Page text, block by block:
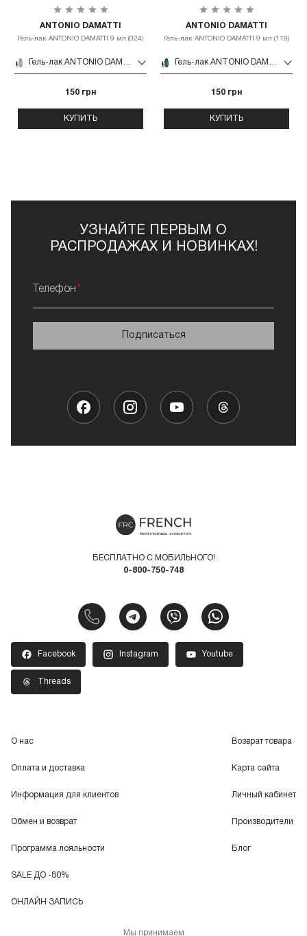
ANTONIO DAMATTI
Гель-лак ANTONIO DAMATTI 9 мл (024)
Гель-лак ANTONIO DAMATTI 9 мл (024)
150 грн
КУПИТЬ
ANTONIO DAMATTI
Гель-лак ANTONIO DAMATTI 9 мл (119)
Гель-лак ANTONIO DAMATTI 9 мл (119)
150 грн
КУПИТЬ
УЗНАЙТЕ ПЕРВЫМ О
РАСПРОДАЖАХ И НОВИНКАХ!
Телефон
Подписаться
БЕСПЛАТНО С МОБИЛЬНОГО!
0-800-750-748
Facebook Instagram Youtube
Threads
О нас
Оплата и доставка
Информация для клиентов
Обмен и возврат
Программа лояльности
SALE ДО -80%
ОНЛАЙН ЗАПИСЬ
Возврат товара
Карта сайта
Личный кабинет
Производители
Блог
Мы принимаем